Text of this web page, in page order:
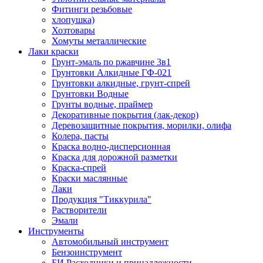
Фитинги резьбовые
хлопушка)
Хозтовары
Хомуты металлические
Лаки краски
Грунт-эмаль по ржавчине 3в1
Грунтовки Алкидные ГФ-021
Грунтовки алкидные, грунт-спрей
Грунтовки Водные
Грунты водные, праймер
Декоративные покрытия (лак-декор)
Деревозащитные покрытия, морилки, олифа
Колера, пасты
Краска водно-дисперсионная
Краска для дорожной разметки
Краска-спрей
Краски маслянные
Лаки
Продукция "Тиккурила"
Растворители
Эмали
Инструменты
Автомобильный инструмент
Бензоинструмент